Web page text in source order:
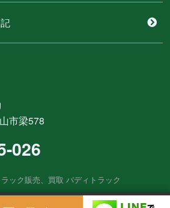
市梁578
026
ック販売、買取 バディトラック